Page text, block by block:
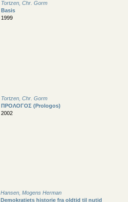
Tortzen, Chr. Gorm
Basis
1999
Tortzen, Chr. Gorm
ΠΡΟΛΟΓΟΣ (Prologos)
2002
Hansen, Mogens Herman
Demokratiets historie fra oldtid til nutid